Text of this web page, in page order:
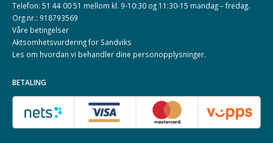
Telefon: 51 44 00 51 mellom kl. 9-10:30 og 11:30-15 mandag – fredag.
Org.nr.: 918793569
Våre betingelser
Aktsomhetsvurdering for Sandviks
Les om hvordan vi behandler dine personopplysninger.
BETALING